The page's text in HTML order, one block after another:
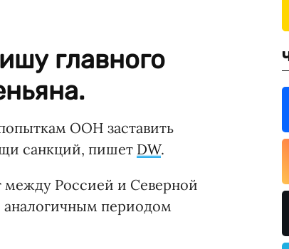
главного
ООН заставить
санкций, пишет DW.
между Россией и Северной
аналогичным периодом